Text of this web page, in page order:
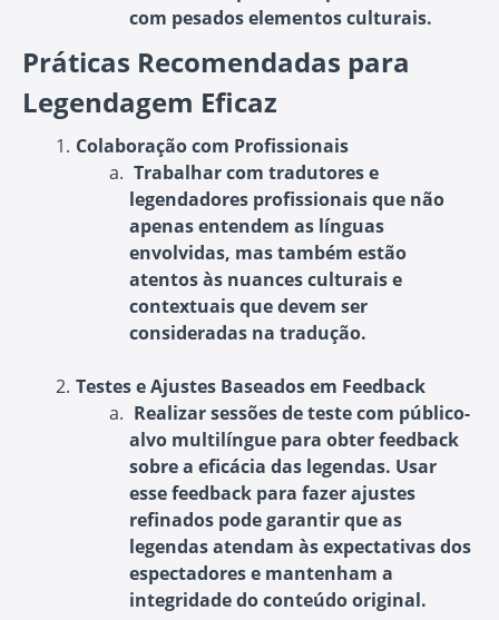
com pesados elementos culturais.
Práticas Recomendadas para
Legendagem Eficaz
Colaboração com Profissionais
Trabalhar com tradutores e
legendadores profissionais que não
apenas entendem as línguas
envolvidas, mas também estão
atentos às nuances culturais e
contextuais que devem ser
consideradas na tradução.
Testes e Ajustes Baseados em Feedback
Realizar sessões de teste com público-
alvo multilíngue para obter feedback
sobre a eficácia das legendas. Usar
esse feedback para fazer ajustes
refinados pode garantir que as
legendas atendam às expectativas dos
espectadores e mantenham a
integridade do conteúdo original.